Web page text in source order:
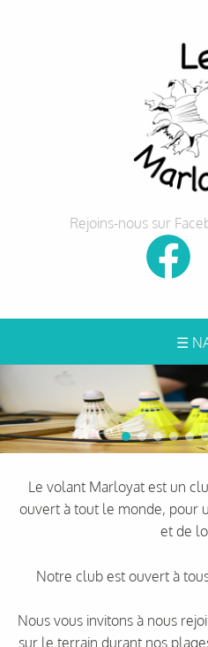
Rejoins-nous sur
☰
Le volant Marloyat est un
ouvert à tout le monde, pour
et de
Notre club est ouvert à
Nous vous invitons à nous
sur le terrain durant nos